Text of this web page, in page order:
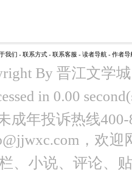
我们 - 联系方式 - 联系客服 - 读者导航 - 作者导
By 晋江文学
in 0.00
成年投诉热线
，欢
、小说、评论、